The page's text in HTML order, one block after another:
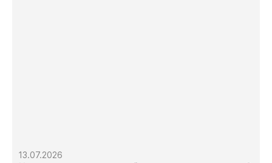
13.07.2026